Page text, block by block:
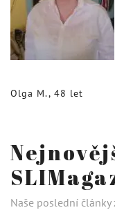
Olga M., 48 let
Naše poslední články